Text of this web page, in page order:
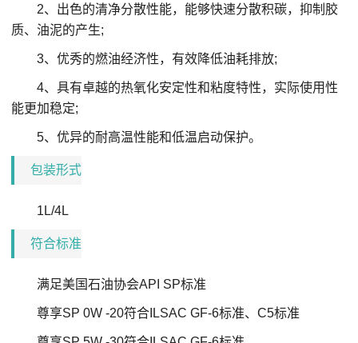
2、出色的清净分散性能，能够快速分散积碳，抑制胶
质、油泥的产生;
3、优秀的燃油经济性，有效降低油耗排放;
4、具有卓越的热氧化安定性和粘度特性，实际使用性
能更加稳定;
5、优异的耐高温性能和低温启动保护。
包装形式
1L/4L
符合标准
满足美国石油协会API SP标准
尊享SP 0W -20符合ILSAC GF-6标准、C5标准